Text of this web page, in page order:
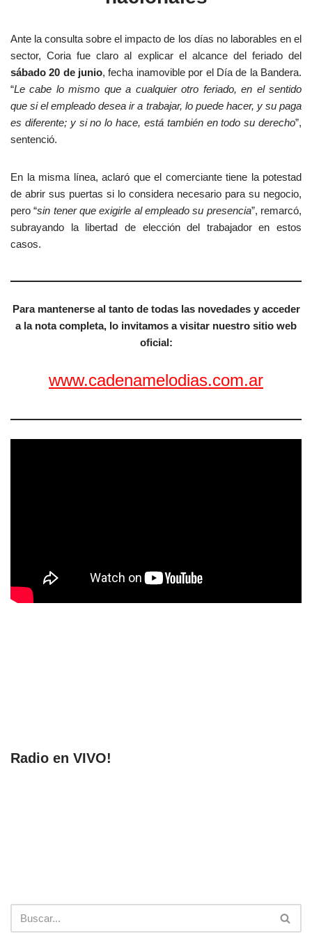
Ante la consulta sobre el impacto de los días no laborables en el
sector, Coria fue claro al explicar el alcance del feriado del
sábado 20 de junio, fecha inamovible por el Día de la Bandera.
“Le cabe lo mismo que a cualquier otro feriado, en el sentido
que si el empleado desea ir a trabajar, lo puede hacer, y su paga
es diferente; y si no lo hace, está también en todo su derecho”,
sentenció.
En la misma línea, aclaró que el comerciante tiene la potestad
de abrir sus puertas si lo considera necesario para su negocio,
pero “sin tener que exigirle al empleado su presencia”, remarcó,
subrayando la libertad de elección del trabajador en estos
casos.
Para mantenerse al tanto de todas las novedades y acceder
a la nota completa, lo invitamos a visitar nuestro sitio web
oficial:
www.cadenamelodias.com.ar
Radio en VIVO!